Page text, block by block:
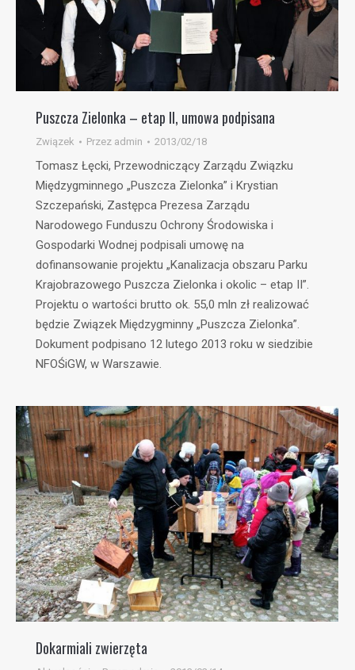
Puszcza Zielonka – etap II, umowa podpisana
Związek Przez admin 2013/02/18
Tomasz Łęcki, Przewodniczący Zarządu Związku
Międzygminnego „Puszcza Zielonka” i Krystian
Szczepański, Zastępca Prezesa Zarządu
Narodowego Funduszu Ochrony Środowiska i
Gospodarki Wodnej podpisali umowę na
dofinansowanie projektu „Kanalizacja obszaru Parku
Krajobrazowego Puszcza Zielonka i okolic – etap II”.
Projektu o wartości brutto ok. 55,0 mln zł realizować
będzie Związek Międzygminny „Puszcza Zielonka”.
Dokument podpisano 12 lutego 2013 roku w siedzibie
NFOŚiGW, w Warszawie.
Dokarmiali zwierzęta